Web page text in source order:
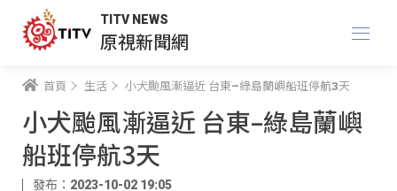
TITV NEWS
原視新聞網
首頁 生活 小犬颱風漸逼近 台東–綠島蘭嶼船班停航3天
小犬颱風漸逼近 台東–綠島蘭嶼
船班停航3天
發布：2023-10-02 19:05